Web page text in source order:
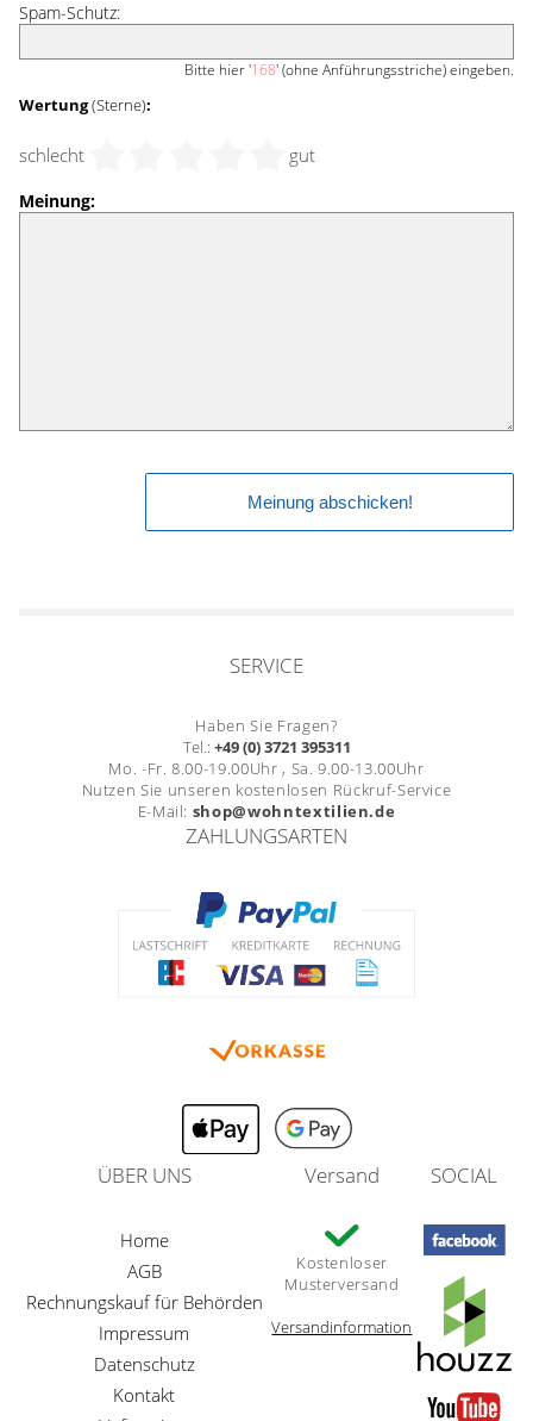
Spam-Schutz:
Bitte hier '168' (ohne Anführungsstriche) eingeben.
Wertung(Sterne):
schlecht gut
Meinung:
SERVICE
Haben Sie Fragen?
Tel.: +49 (0) 3721 395311
Mo. -Fr. 8.00-19.00Uhr , Sa. 9.00-13.00Uhr
Nutzen Sie unseren kostenlosen Rückruf-Service
E-Mail: shop@wohntextilien.de
ZAHLUNGSARTEN
ÜBER UNS
Home
AGB
Rechnungskauf für Behörden
Impressum
Datenschutz
Kontakt
Versand
Kostenloser
Musterversand
Versandinformation
SOCIAL